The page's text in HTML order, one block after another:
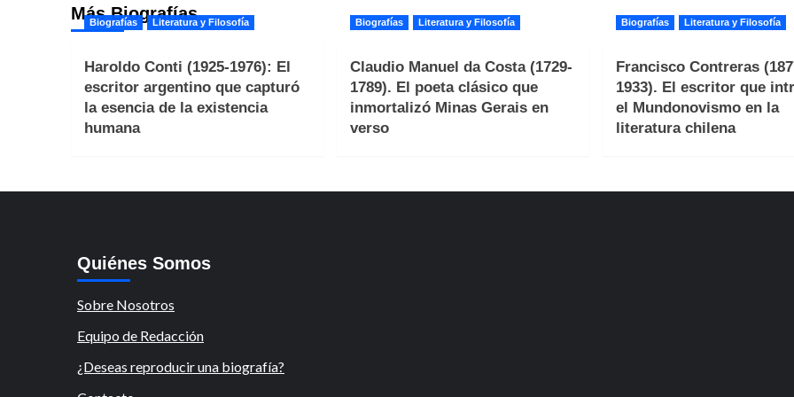
Más Biografías
Biografías Literatura y Filosofía
Haroldo Conti (1925-1976): El
escritor argentino que capturó
la esencia de la existencia
humana
Biografías Literatura y Filosofía
Claudio Manuel da Costa (1729-
1789). El poeta clásico que
inmortalizó Minas Gerais en
verso
Biografías Literatura y Filosofía
Francisco Contreras
1933). El escritor que
el Mundonovismo en la
literatura chilena
Quiénes Somos
Sobre Nosotros
Equipo de Redacción
¿Deseas reproducir una biografía?